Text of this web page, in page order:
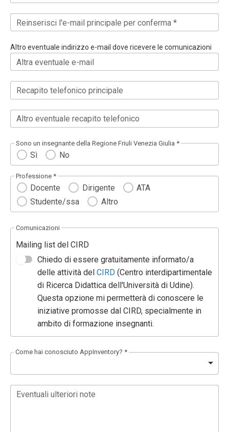
Reinserisci l'e-mail principale per conferma *
Altro eventuale indirizzo e-mail dove ricevere le comunicazioni
Altra eventuale e-mail
Recapito telefonico principale
Altro eventuale recapito telefonico
Sono un insegnante della Regione Friuli Venezia Giulia *
Sì No
Professione *
Docente Dirigente
ATA
Studente/ssa
Altro
Comunicazioni
Mailing list del CIRD
Chiedo di essere gratuitamente informato/a
delle attività delCIRD (Centro interdipartimentale
di Ricerca Didattica dell'Università di Udine).
Questa opzione mi permetterà di conoscere le
iniziative promosse dal CIRD, specialmente in
ambito di formazione insegnanti.
Come hai conosciuto AppInventory? *
Eventuali ulteriori note